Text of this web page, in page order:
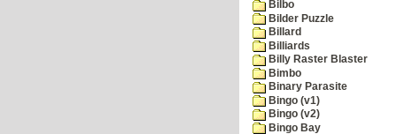
Bilbo
Bilder Puzzle
Billard
Billiards
Billy Raster Blaster
Bimbo
Binary Parasite
Bingo (v1)
Bingo (v2)
Bingo Bay